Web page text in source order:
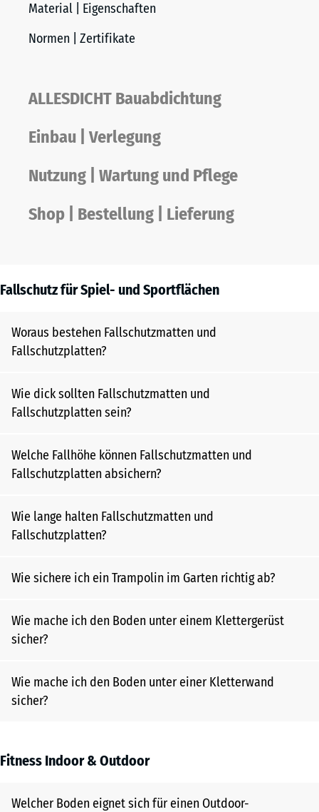
Material | Eigenschaften
Normen | Zertifikate
ALLESDICHT Bauabdichtung
Einbau | Verlegung
Nutzung | Wartung und Pflege
Shop | Bestellung | Lieferung
Fallschutz für Spiel- und Sportflächen
Woraus bestehen Fallschutzmatten und
Fallschutzplatten?
Wie dick sollten Fallschutzmatten und
Fallschutzplatten sein?
Welche Fallhöhe können Fallschutzmatten und
Fallschutzplatten absichern?
Wie lange halten Fallschutzmatten und
Fallschutzplatten?
Wie sichere ich ein Trampolin im Garten richtig ab?
Wie mache ich den Boden unter einem Klettergerüst
sicher?
Wie mache ich den Boden unter einer Kletterwand
sicher?
Fitness Indoor & Outdoor
Welcher Boden eignet sich für einen Outdoor-